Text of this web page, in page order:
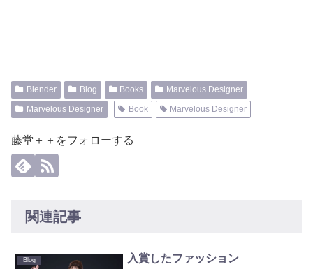
Blender Blog Books
Marvelous Designer
Marvelous Designer
Book Marvelous Designer
藤堂＋＋をフォローする
関連記事
Blog 入賞したファッション